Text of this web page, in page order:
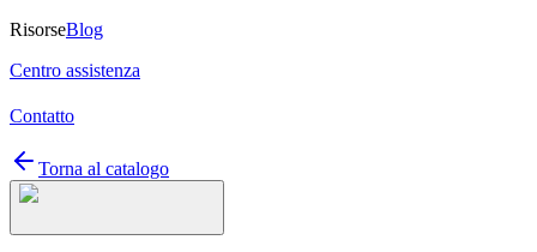
RisorseBlog
Centro assistenza
Contatto
Torna al catalogo